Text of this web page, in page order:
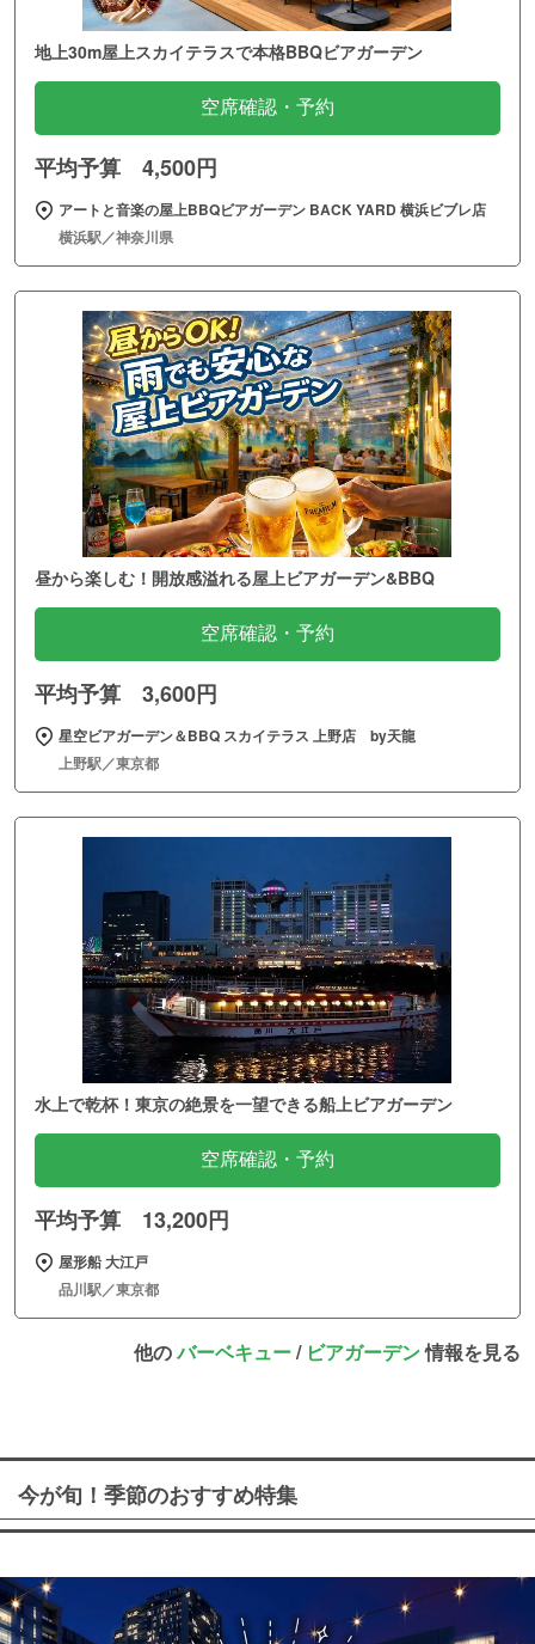
地上30m屋上スカイテラスで本格BBQビアガーデン
空席確認・予約
平均予算 4,500円
アートと音楽の屋上BBQビアガーデン BACK YARD 横浜ビブレ店
横浜駅／神奈川県
昼から楽しむ！開放感溢れる屋上ビアガーデン&BBQ
空席確認・予約
平均予算 3,600円
星空ビアガーデン＆BBQ スカイテラス 上野店 by天龍
上野駅／東京都
水上で乾杯！東京の絶景を一望できる船上ビアガーデン
空席確認・予約
平均予算 13,200円
屋形船 大江戸
品川駅／東京都
他のバーベキュー/ ビアガーデン情報を見る
今が旬！季節のおすすめ特集